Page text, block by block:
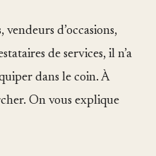
d’occasions,
de services, il n’a
dans le coin. À
On vous explique